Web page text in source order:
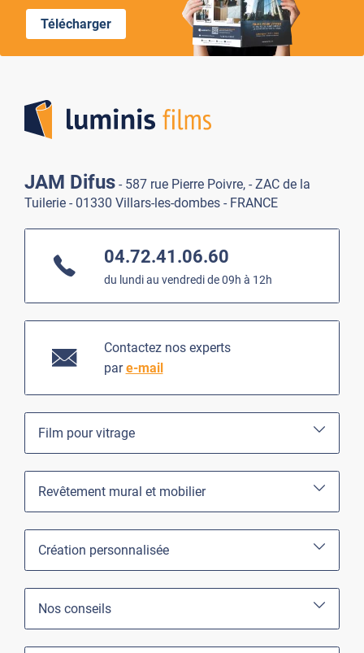
Télécharger
JAM Difus - 587 rue Pierre Poivre, - ZAC de la
Tuilerie - 01330 Villars-les-dombes - FRANCE
04.72.41.06.60
du lundi au vendredi de 09h à 12h
Contactez nos experts
pare-mail
Film pour vitrage
Revêtement mural et mobilier
Création personnalisée
Nos conseils